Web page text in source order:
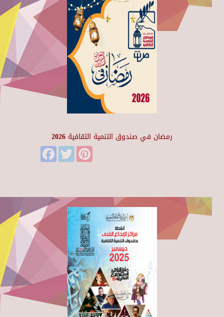
رمضان في صندوق التنمية الثقافية 2026
FacebookTwitter